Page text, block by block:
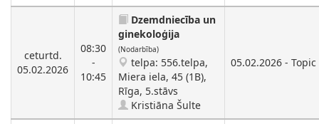
ceturtd.
05.02.2026
08:30
-
10:45
Dzemdniecība un
ginekoloģija
(Nodarbība)
telpa: 556.telpa,
Miera iela, 45 (1B),
Rīga, 5.stāvs
Kristiāna Šulte
05.02.2026 - Topic